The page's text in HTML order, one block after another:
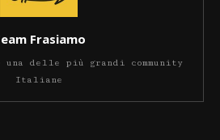
Frasiamo
una delle più grandi community
Italiane